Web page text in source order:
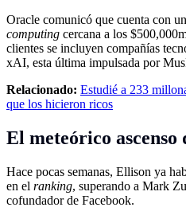
Oracle comunicó que cuenta con
computing cercana a los
clientes se incluyen compañías
xAI, esta última impulsada por
Relacionado: Estudié a 233
que los hicieron ricos
El meteórico
Hace pocas semanas, Ellison ya
en el ranking, superando a Mark
cofundador de Facebook.